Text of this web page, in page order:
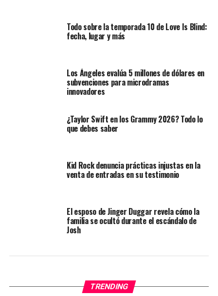
Todo sobre la temporada 10 de Love Is Blind:
fecha, lugar y más
Los Ángeles evalúa 5 millones de dólares en
subvenciones para microdramas
innovadores
¿Taylor Swift en los Grammy 2026? Todo lo
que debes saber
Kid Rock denuncia prácticas injustas en la
venta de entradas en su testimonio
El esposo de Jinger Duggar revela cómo la
familia se ocultó durante el escándalo de
Josh
TRENDING